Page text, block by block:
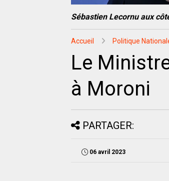
Sébastien Lecornu aux
Accueil Politique
Le
à Moroni
PARTAGER:
06 avril 2023